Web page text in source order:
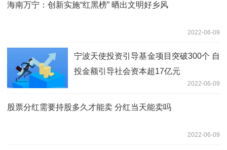
海南万宁：创新实施“红黑榜” 晒出文明好乡风
2022-06-09
宁波天使投资引导基金项目突破300个 自
投金额引导社会资本超17亿元
2022-06-09
股票分红需要持股多久才能卖 分红当天能卖吗
2022-06-09